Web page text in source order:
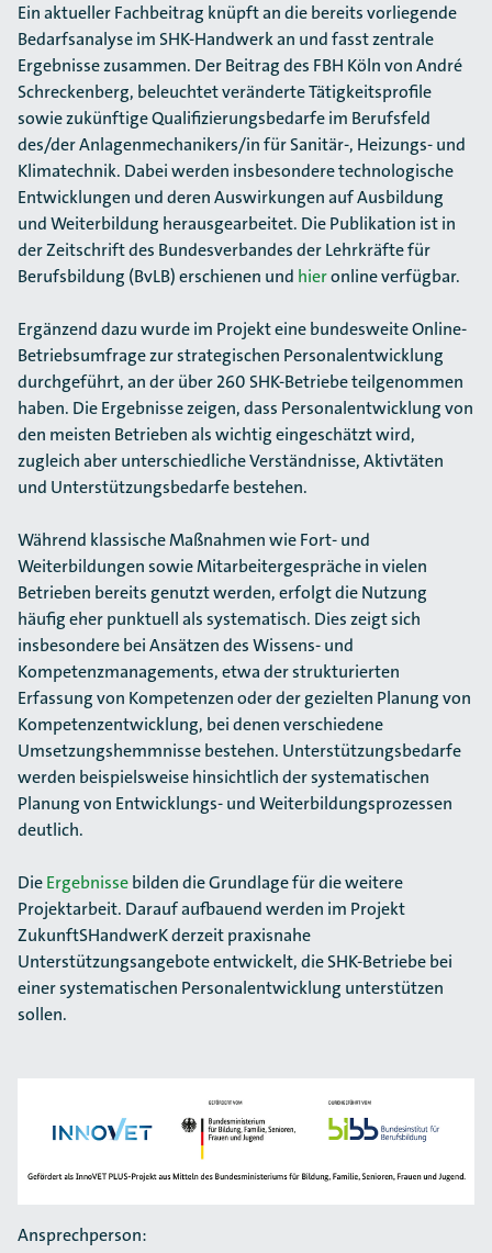
Ein aktueller Fachbeitrag knüpft an die bereits vorliegende
Bedarfsanalyse im SHK-Handwerk an und fasst zentrale
Ergebnisse zusammen. Der Beitrag des FBH Köln von André
Schreckenberg, beleuchtet veränderte Tätigkeitsprofile
sowie zukünftige Qualifizierungsbedarfe im Berufsfeld
des/der Anlagenmechanikers/in für Sanitär-, Heizungs- und
Klimatechnik. Dabei werden insbesondere technologische
Entwicklungen und deren Auswirkungen auf Ausbildung
und Weiterbildung herausgearbeitet. Die Publikation ist in
der Zeitschrift des Bundesverbandes der Lehrkräfte für
Berufsbildung (BvLB) erschienen und hieronline verfügbar.
Ergänzend dazu wurde im Projekt eine bundesweite Online-
Betriebsumfrage zur strategischen Personalentwicklung
durchgeführt, an der über 260 SHK-Betriebe teilgenommen
haben. Die Ergebnisse zeigen, dass Personalentwicklung von
den meisten Betrieben als wichtig eingeschätzt wird,
zugleich aber unterschiedliche Verständnisse, Aktivtäten
und Unterstützungsbedarfe bestehen.
Während klassische Maßnahmen wie Fort- und
Weiterbildungen sowie Mitarbeitergespräche in vielen
Betrieben bereits genutzt werden, erfolgt die Nutzung
häufig eher punktuell als systematisch. Dies zeigt sich
insbesondere bei Ansätzen des Wissens- und
Kompetenzmanagements, etwa der strukturierten
Erfassung von Kompetenzen oder der gezielten Planung von
Kompetenzentwicklung, bei denen verschiedene
Umsetzungshemmnisse bestehen. Unterstützungsbedarfe
werden beispielsweise hinsichtlich der systematischen
Planung von Entwicklungs- und Weiterbildungsprozessen
deutlich.
DieErgebnissebilden die Grundlage für die weitere
Projektarbeit. Darauf aufbauend werden im Projekt
ZukunftSHandwerK derzeit praxisnahe
Unterstützungsangebote entwickelt, die SHK-Betriebe bei
einer systematischen Personalentwicklung unterstützen
sollen.
Ansprechperson: